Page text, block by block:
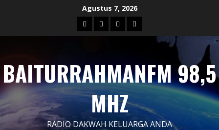
Agustus 7, 2026
Blog Contact
Us
Dengarkan
Siaran
Iklan
BAITURRAHMANFM 98,5
MHZ
RADIO DAKWAH KELUARGA ANDA